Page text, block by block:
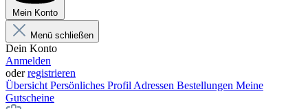
Mein Konto
Menü schließen
Dein Konto
Anmelden
oderregistrieren
Übersicht Persönliches Profil Adressen Bestellungen Meine
Gutscheine